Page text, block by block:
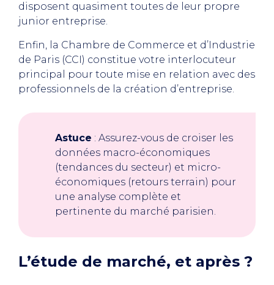
disposent quasiment toutes de leur propre
junior entreprise.
Enfin, la Chambre de Commerce et d’Industrie
de Paris (CCI) constitue votre interlocuteur
principal pour toute mise en relation avec des
professionnels de la création d’entreprise.
Astuce : Assurez-vous de croiser les
données macro-économiques
(tendances du secteur) et micro-
économiques (retours terrain) pour
une analyse complète et
pertinente du marché parisien.
L’étude de marché, et après ?